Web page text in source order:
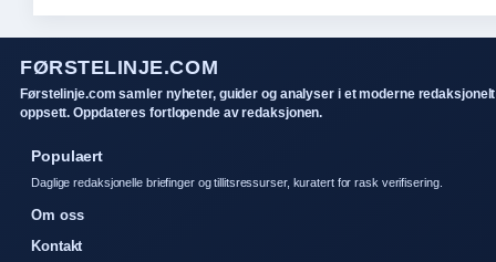
FØRSTELINJE.COM
Førstelinje.com samler nyheter, guider og analyser i et moderne redaksjonelt
oppsett. Oppdateres fortlopende av redaksjonen.
Populaert
Daglige redaksjonelle briefinger og tillitsressurser, kuratert for rask verifisering.
Om oss
Kontakt